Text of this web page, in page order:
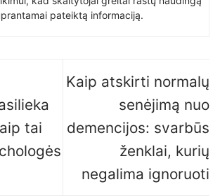
pateiktą informaciją.
tai
Kaip atskirti normalų
senėjimą nuo
demencijos: svarbūs
ženklai, kurių
negalima ignoruoti